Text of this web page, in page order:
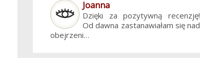
Joanna
Dzięki za pozytywną recenzję!
Od dawna zastanawiałam się nad
obejrzeni…